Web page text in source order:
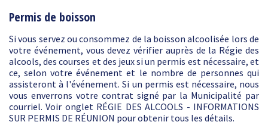
Permis de boisson
Si vous servez ou consommez de la boisson alcoolisée lors de
votre événement, vous devez vérifier auprès de la Régie des
alcools, des courses et des jeux si un permis est nécessaire, et
ce, selon votre événement et le nombre de personnes qui
assisteront à l'événement. Si un permis est nécessaire, nous
vous enverrons votre contrat signé par la Municipalité par
courriel. Voir onglet RÉGIE DES ALCOOLS - INFORMATIONS
SUR PERMIS DE RÉUNION pour obtenir tous les détails.